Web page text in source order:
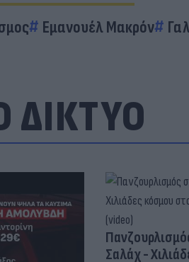
Εμανουέλ Μακρόν
ΔΙΚΤΥΟ
Σαλάχ -